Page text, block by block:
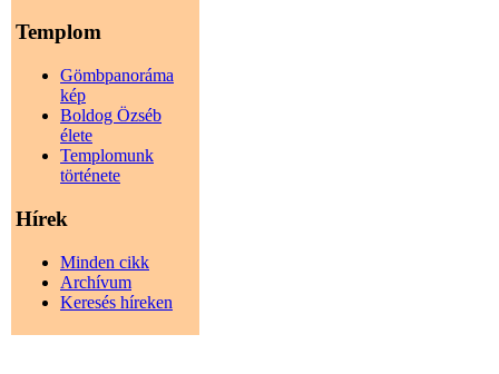
Templom
Gömbpanoráma
kép
Boldog Özséb
élete
Templomunk
története
Hírek
Minden cikk
Archívum
Keresés híreken